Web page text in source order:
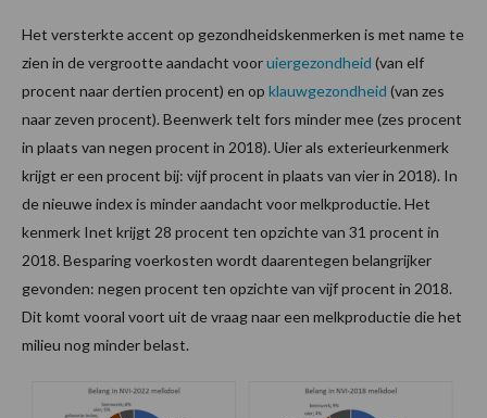
Het versterkte accent op gezondheidskenmerken is met name te
zien in de vergrootte aandacht vooruiergezondheid (van elf
procent naar dertien procent) en op klauwgezondheid (van zes
naar zeven procent). Beenwerk telt fors minder mee (zes procent
in plaats van negen procent in 2018). Uier als exterieurkenmerk
krijgt er een procent bij: vijf procent in plaats van vier in 2018). In
de nieuwe index is minder aandacht voor melkproductie. Het
kenmerk Inet krijgt 28 procent ten opzichte van 31 procent in
2018. Besparing voerkosten wordt daarentegen belangrijker
gevonden: negen procent ten opzichte van vijf procent in 2018.
Dit komt vooral voort uit de vraag naar een melkproductie die het
milieu nog minder belast.